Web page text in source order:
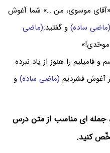
«آقای موسوی، من …» شما آغوش
(ماضی ساده) و گفتید:(ماضی
موحّدی!»
و فامیلیم را هنوز از یاد نبرده
آغوش فشردیم (ماضی ساده) و
جمله ای مناسب از متن درس
کنید.